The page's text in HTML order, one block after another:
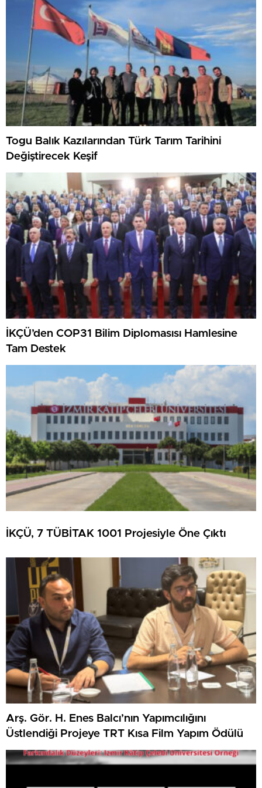
Togu Balık Kazılarından Türk Tarım Tarihini
Değiştirecek Keşif
İKÇÜ’den COP31 Bilim Diplomasısı Hamlesine
Tam Destek
İKÇÜ, 7 TÜBİTAK 1001 Projesiyle Öne Çıktı
Arş. Gör. H. Enes Balcı’nın Yapımcılığını
Üstlendiği Projeye TRT Kısa Film Yapım Ödülü